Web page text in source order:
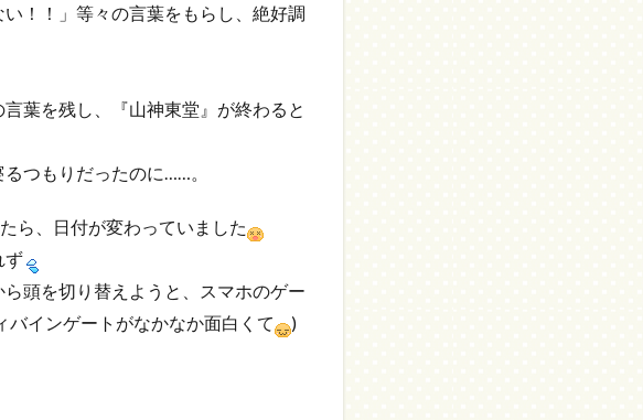
！！」等々の言葉をもらし、絶好調
葉を残し、『山神東堂』が終わると
つもりだったのに……。
ら、日付が変わっていました
ず
頭を切り替えようと、スマホのゲー
バインゲートがなかなか面白くて
)